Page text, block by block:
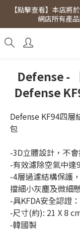
【點擊查看】會員專
31
【點擊查看】本店將
網店所有產
【點擊查看】會員專
Defense -
Defense
Defense KF94四
包
-3D立體設計，不
-有效濾除空氣中
-4層過濾結構保護
擋細小灰塵及微細
-具KFDA安全認證
-尺寸(約): 21 X 8
-韓國製